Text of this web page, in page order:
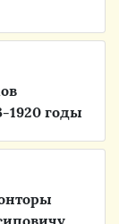
1920 годы